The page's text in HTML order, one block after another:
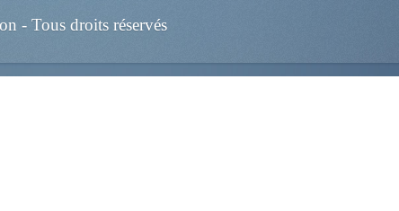
- Tous droits réservés